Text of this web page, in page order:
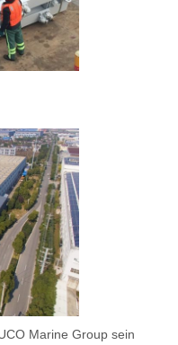
Marine Group sein